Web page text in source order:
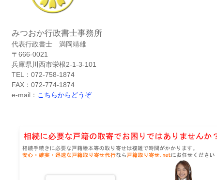
みつおか行政書士事務所
代表行政書士 満岡靖雄
〒666-0021
兵庫県川西市栄根2-1-3-101
TEL：072-758-1874
FAX：072-774-1874
e-mail： こちらからどうぞ